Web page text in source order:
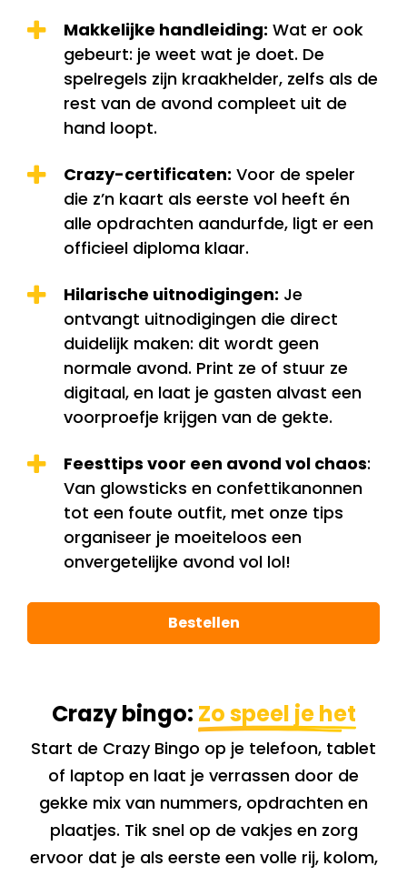
Makkelijke handleiding: Wat er ook
gebeurt: je weet wat je doet. De
spelregels zijn kraakhelder, zelfs als de
rest van de avond compleet uit de
hand loopt.
Crazy-certificaten: Voor de speler
die z’n kaart als eerste vol heeft én
alle opdrachten aandurfde, ligt er een
officieel diploma klaar.
Hilarische uitnodigingen: Je
ontvangt uitnodigingen die direct
duidelijk maken: dit wordt geen
normale avond. Print ze of stuur ze
digitaal, en laat je gasten alvast een
voorproefje krijgen van de gekte.
Feesttips voor een avond vol chaos:
Van glowsticks en confettikanonnen
tot een foute outfit, met onze tips
organiseer je moeiteloos een
onvergetelijke avond vol lol!
Bestellen
Crazy bingo: Zo speel je het
Start de Crazy Bingo op je telefoon, tablet
of laptop en laat je verrassen door de
gekke mix van nummers, opdrachten en
plaatjes. Tik snel op de vakjes en zorg
ervoor dat je als eerste een volle rij, kolom,